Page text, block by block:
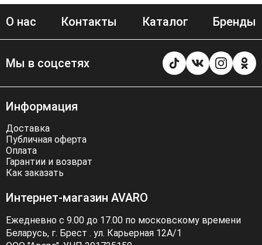
О нас Контакты Каталог Бренды
Мы в соцсетях
Информация
Доставка
Публичная оферта
Оплата
Гарантии и возврат
Как заказать
Интернет-магазин AVARO
Ежедневно с 9.00 до 17.00 по московскому времени
Беларусь, г. Брест . ул. Карьерная 12А/1